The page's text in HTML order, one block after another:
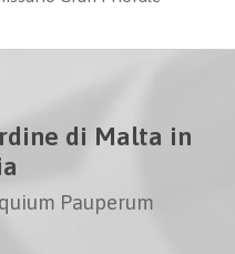
di Malta in
Pauperum